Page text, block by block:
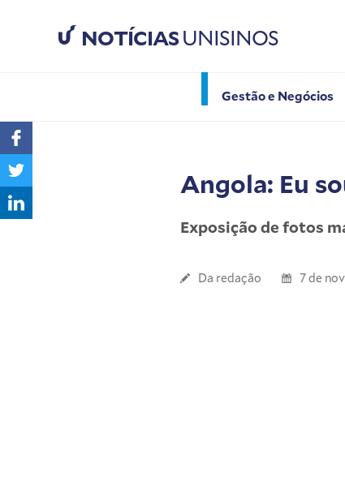
NOTÍCIASUNISINOS
Gestão e Negócios
Angola: Eu
Exposição de fotos
Da redação 7 de